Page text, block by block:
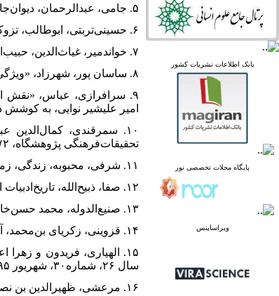
پرتال نشریات علمی و
پژوهشی
پایگاه علوم استنادی جهان
اسلام
پایگاه مجلات تخصصی نور
پایگاه مرکز اطلاعات جهاد
دانشگاهی
پرتال جامع علوم انسانی
بانک اطلاعات نشریات
کشور
google scholar
Academia
بانک اطلاعات نشریات کشور
پایگاه مجلات تخصصی نور
ویراساینس
۵. جامی، عبدالرحمان، دیوان‌جامی، تصحیح، شمس بریلوی، تهران، هدایت، ۱۳۶۲ش.
۶. حسینی‌تربتی، ابوطالب، تزوکات‌ تیموری، تهران، کتابفروشی‌اسدی، ۱۳۴۲ش.
۷. خواندمیر، غیاث‌الدین، حبیب‌السیر فی ‌اخبار افراد بشر، به‌کوشش‌ محمد دبیرسیاقی، تهران، کتابفروشی‌خیام، ۱۳۶۲ش.
۸. ساسان ‌پور، شهرزاد، «ویژگی‌های‌ تاریخ‌نگاری ‌ایران در دوره ‌تیموری»، نشریه ‌مسکویه، دوره۸،‌ شماره‌۲۴، ۱۳۹۲ش، ص۸۰-۵۱.
۹. سرافرازی، عباس، «نقش‌
امیر علیشیر نوایی، به کوشش دکتر
۱۰. سمرقندی، کمال‌الدین‌
تحقیقات‌فرهنگی پژوهشگاه، ۱۳۷۲ش.
۱۱. شرفی، محبوبه، زندگی، زمانه و تاریخ‌نگاری وصاف ‌شیرازی، پژوهشکده تاریخ‌اسلام، ۱۳۹۲ش.
۱۲. صفا، ذبیح‌الله، تاریخ‌ادبیات ایران، تهران، بنگاه و نشرکتاب، ۱۳۶۶ش.
۱۳. صنیع‌الدوله، محمد حسن‌خان، مطلع‌الشمس، تهران، نشر پیشگام، ۱۳۶۲ش.
۱۴. قزوینی، زکریای بن‌محمد، آثارالبلاد و اخبارالعباد، تهران، ستاد‌ خیریه و فرهنگی، ۱۳۷۳ش.
۱۵. الهیاری، فریدون و
سال ۲۶،‌ شماره۳۰، ‌شهریور ۱۳۹۵، ص۳۴-۵. Doi: ۱۰,۲۲۰۵۱/hii.۲۰۱۶.۲۵۰۰
۱۶. مرعشی، ظهیرالدین‌ بن ‌نصیرالدین، تاریخ‌طبرستان و رویان و مازندران، به کوشش برنهارد دارن، تهران، گستره، ۱۳۶۳ش.